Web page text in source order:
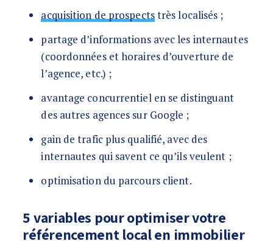
acquisition de prospectstrès localisés ;
partage d’informations avec les internautes
(coordonnées et horaires d’ouverture de
l’agence, etc.) ;
avantage concurrentiel en se distinguant
des autres agences sur Google ;
gain de trafic plus qualifié, avec des
internautes qui savent ce qu’ils veulent ;
optimisation du parcours client.
5 variables pour optimiser votre
référencement local en immobilier